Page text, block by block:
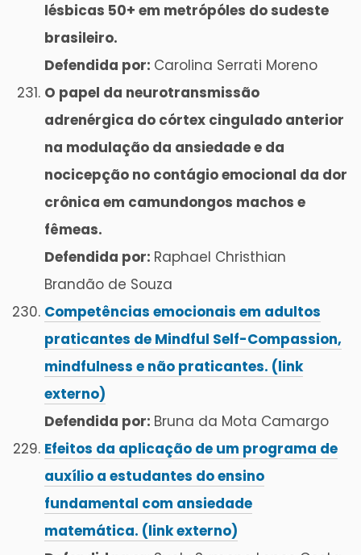
lésbicas 50+ em metrópóles do sudeste
brasileiro.
Defendida por: Carolina Serrati Moreno
O papel da neurotransmissão
adrenérgica do córtex cingulado anterior
na modulação da ansiedade e da
nocicepção no contágio emocional da dor
crônica em camundongos machos e
fêmeas.
Defendida por: Raphael Christhian
Brandão de Souza
Competências emocionais em adultos
praticantes de Mindful Self-Compassion,
mindfulness e não praticantes. (link
externo)
Defendida por: Bruna da Mota Camargo
Efeitos da aplicação de um programa de
auxílio a estudantes do ensino
fundamental com ansiedade
matemática. (link externo)